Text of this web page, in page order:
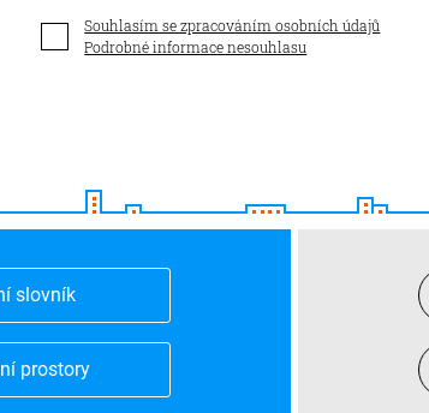
Souhlasím se zpracováním osobních údajů
Podrobné informace nesouhlasu
slovník
prostory